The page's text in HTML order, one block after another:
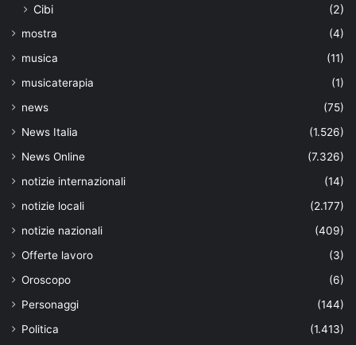
Cibi (2)
mostra
(4)
musica
(11)
musicaterapia
(1)
news
(75)
News Italia
(1.526)
News Online
(7.326)
notizie internazionali
(14)
notizie locali
(2.177)
notizie nazionali
(409)
Offerte lavoro
(3)
Oroscopo
(6)
Personaggi
(144)
Politica
(1.413)